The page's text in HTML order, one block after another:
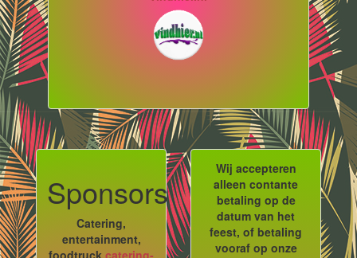
Sponsors
Catering,
entertainment,
Wij accepteren
alleen contante
betaling op de
datum van het
feest, of betaling
vooraf op onze